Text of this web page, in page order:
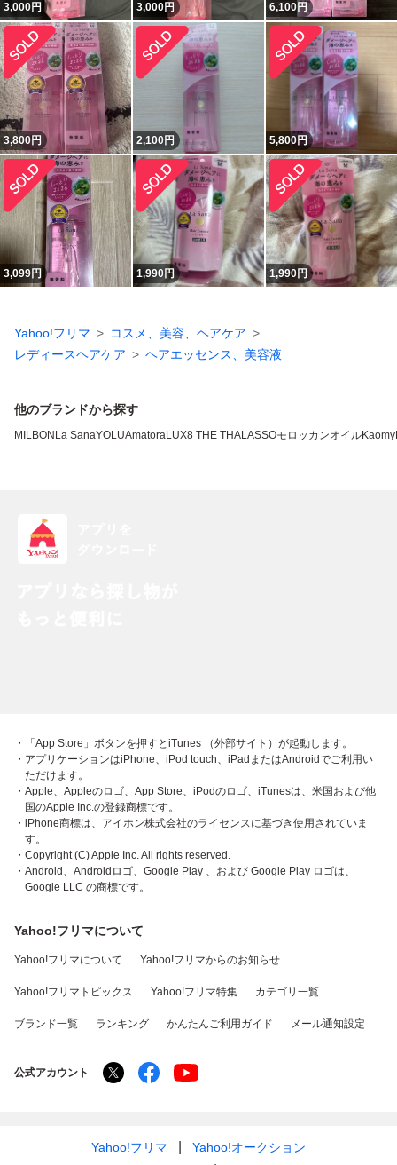
3,000円 3,000円 6,100円
3,800円 2,100円 5,800円
3,099円 1,990 円 1,990円
Yahoo!フリマ
コスメ、美容、ヘアケア
レディースヘアケア
ヘアエッセンス、美容液
他のブランドから探す
MILBON La SanaYOLUAmatoraLUX8 THE THALASSOモロッカンオイルKao
・「App Store」ボタンを押すとiTunes （外部サイト）が起動します。
・アプリケーションはiPhone、iPod touch、iPadまたはAndroidでご利用い
ただけます。
・Apple、Appleのロゴ、App Store、iPodのロゴ、iTunesは、米国および他
国のApple Inc.の登録商標です。
・iPhone商標は、アイホン株式会社のライセンスに基づき使用されていま
す。
・Copyright (C) Apple Inc. All rights reserved.
・Android、Androidロゴ、Google Play 、および Google Play ロゴは、
Google LLC の商標です。
Yahoo!フリマについて
Yahoo!フリマについて Yahoo!フリマからのお知らせ
Yahoo!フリマトピックス Yahoo!フリマ特集 カテゴリ一覧
ブランド一覧 ランキング かんたんご利用ガイド メール通知設定
公式アカウント
Yahoo!フリマ
Yahoo!オークション